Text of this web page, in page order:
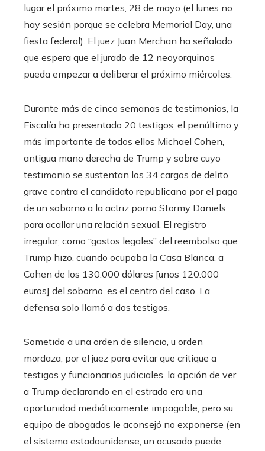
lugar el próximo martes, 28 de mayo (el lunes no
hay sesión porque se celebra Memorial Day, una
fiesta federal). El juez Juan Merchan ha señalado
que espera que el jurado de 12 neoyorquinos
pueda empezar a deliberar el próximo miércoles.
Durante más de cinco semanas de testimonios, la
Fiscalía ha presentado 20 testigos, el penúltimo y
más importante de todos ellos Michael Cohen,
antigua mano derecha de Trump y sobre cuyo
testimonio se sustentan los 34 cargos de delito
grave contra el candidato republicano por el pago
de un soborno a la actriz porno Stormy Daniels
para acallar una relación sexual. El registro
irregular, como “gastos legales” del reembolso que
Trump hizo, cuando ocupaba la Casa Blanca, a
Cohen de los 130.000 dólares [unos 120.000
euros] del soborno, es el centro del caso. La
defensa solo llamó a dos testigos.
Sometido a una orden de silencio, u orden
mordaza, por el juez para evitar que critique a
testigos y funcionarios judiciales, la opción de ver
a Trump declarando en el estrado era una
oportunidad mediáticamente impagable, pero su
equipo de abogados le aconsejó no exponerse (en
el sistema estadounidense, un acusado puede